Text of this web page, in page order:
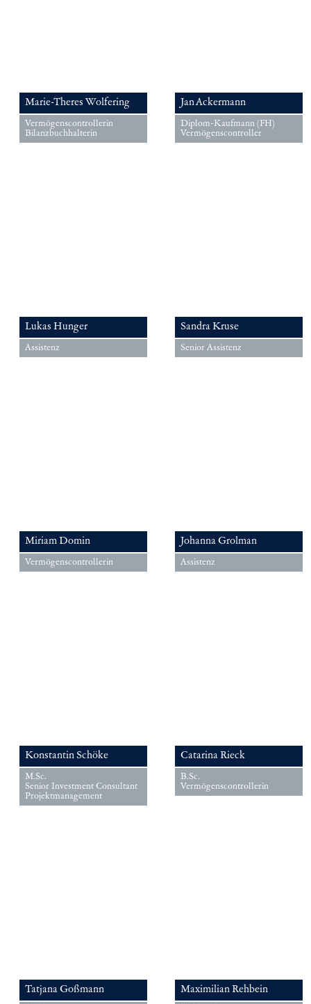
Marie-Theres Wolfering
Vermögenscontrollerin
Bilanzbuchhalterin
Jan Ackermann
Diplom-Kaufmann (FH)
Vermögenscontroller
Lukas Hunger
Assistenz
Sandra Kruse
Senior Assistenz
Miriam Domin
Vermögenscontrollerin
Johanna Grolman
Assistenz
Konstantin Schöke
M.Sc.
Senior Investment Consultant
Projektmanagement
Catarina Rieck
B.Sc.
Vermögenscontrollerin
Tatjana Goßmann Maximilian Rehbein